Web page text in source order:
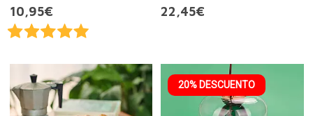
10,95€
22,45€
20% DESCUENTO